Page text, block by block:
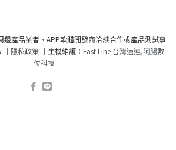
產品業者、APP軟體開發商洽談合作或產品測試事
隱私政策｜主機維護： Fast Line 台灣速連,阿腸數
位科技